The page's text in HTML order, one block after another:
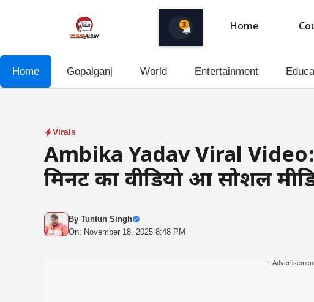
3 Home
Home Gopalganj World Entertainment
Virals
Ambika Yadav Viral
मिनट का वीडियो हुआ सोशल
By Tuntun Singh
On: November 18, 2025 8:48 PM
---